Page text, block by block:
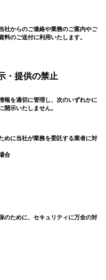
社からのご連絡や業務のご案内やご
のご送付に利用いたします。
・提供の禁止
報を適切に管理し、次のいずれかに
示いたしません。
めに当社が業務を委託する業者に対
合
のために、セキュリティに万全の対